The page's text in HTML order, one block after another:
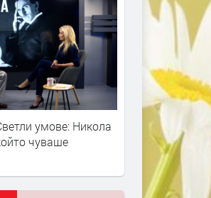
ME! feat. Brendon
The Disco (Live
Billboard Music
умове: Никола
чуваше